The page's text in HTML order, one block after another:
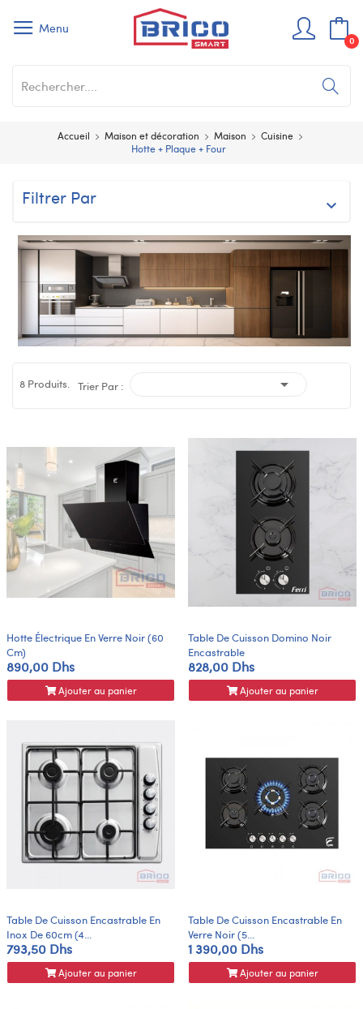
Menu
0
Accueil Maison et décoration Maison
Cuisine
Hotte + Plaque + Four
Filtrer Par 
8 Produits. Trier Par : 
Hotte Électrique En Verre Noir (60
Cm)
890,00 Dhs
Ajouter au panier
Table De Cuisson Domino Noir
Encastrable
828,00 Dhs
Ajouter au panier
Table De Cuisson Encastrable En
Inox De 60cm (4...
793,50 Dhs
Ajouter au panier
Table De Cuisson Encastrable En
Verre Noir (5...
1 390,00 Dhs
Ajouter au panier